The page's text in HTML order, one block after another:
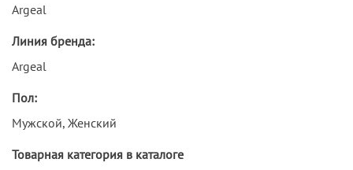
Argeal
Линия бренда:
Argeal
Пол:
Мужской, Женский
Товарная категория в каталоге